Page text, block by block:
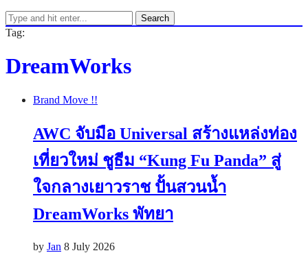
Search
Tag:
DreamWorks
Brand Move !!
AWC จับมือ Universal สร้างแหล่งท่อง
เที่ยวใหม่ ชูธีม “Kung Fu Panda” สู่
ใจกลางเยาวราช ปั้นสวนน้ำ
DreamWorks พัทยา
by Jan 8 July 2026